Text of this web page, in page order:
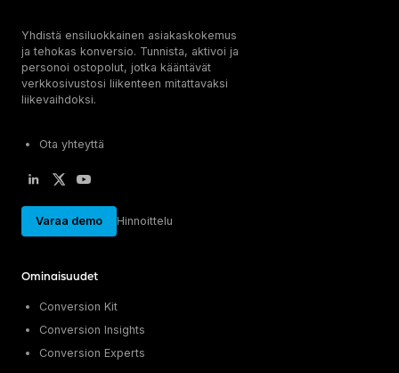
Yhdistä ensiluokkainen asiakaskokemus
ja tehokas konversio. Tunnista, aktivoi ja
personoi ostopolut, jotka kääntävät
verkkosivustosi liikenteen mitattavaksi
liikevaihdoksi.
Ota yhteyttä
Varaa demo Hinnoittelu
Ominaisuudet
Conversion Kit
Conversion Insights
Conversion Experts